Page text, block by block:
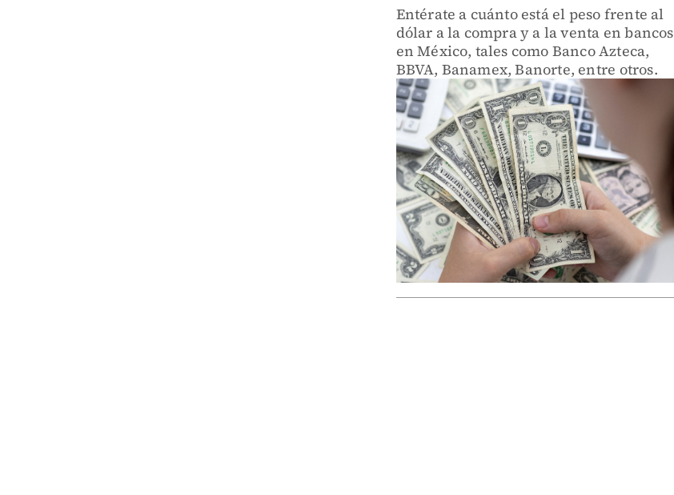
Entérate a cuánto está el peso frente al
dólar a la compra y a la venta en bancos
en México, tales como Banco Azteca,
BBVA, Banamex, Banorte, entre otros.